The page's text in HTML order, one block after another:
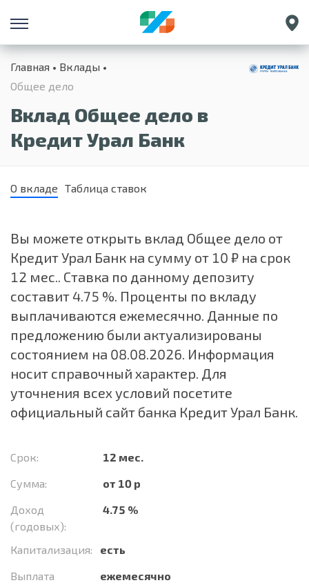
Санкт-Петербург
Екатеринбург
Нижний Новгород
Главная
Вклады
Общее дело
Вклад Общее дело в
Кредит Урал Банк
О вкладе Таблица ставок
Вы можете открыть вклад Общее дело от
Кредит Урал Банк на сумму от 10 ₽ на срок
12 мес.. Ставка по данному депозиту
составит 4.75 %. Проценты по вкладу
выплачиваются ежемесячно. Данные по
предложению были актуализированы
состоянием на 08.08.2026. Информация
носит справочный характер. Для
уточнения всех условий посетите
официальный сайт банка Кредит Урал Банк.
Срок:
12 мес.
Сумма:
от 10 р
Доход
(годовых):
4.75 %
Капитализация:
есть
Выплата
ежемесячно